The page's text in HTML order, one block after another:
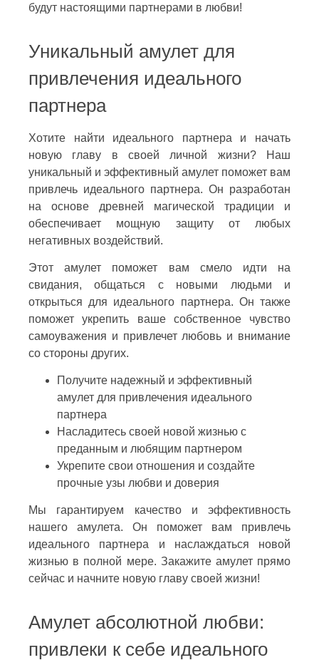
будут настоящими партнерами в любви!
Уникальный амулет для
привлечения идеального
партнера
Хотите найти идеального партнера и начать
новую главу в своей личной жизни? Наш
уникальный и эффективный амулет поможет вам
привлечь идеального партнера. Он разработан
на основе древней магической традиции и
обеспечивает мощную защиту от любых
негативных воздействий.
Этот амулет поможет вам смело идти на
свидания, общаться с новыми людьми и
открыться для идеального партнера. Он также
поможет укрепить ваше собственное чувство
самоуважения и привлечет любовь и внимание
со стороны других.
Получите надежный и эффективный
амулет для привлечения идеального
партнера
Насладитесь своей новой жизнью с
преданным и любящим партнером
Укрепите свои отношения и создайте
прочные узы любви и доверия
Мы гарантируем качество и эффективность
нашего амулета. Он поможет вам привлечь
идеального партнера и наслаждаться новой
жизнью в полной мере. Закажите амулет прямо
сейчас и начните новую главу своей жизни!
Амулет абсолютной любви:
привлеки к себе идеального